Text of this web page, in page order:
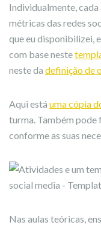
Individualmente, cada
métricas das redes
que eu disponibilizei,
com base neste
neste da definição de
Aqui está uma cópia
turma. Também pode
conforme as suas
Nas aulas teóricas,